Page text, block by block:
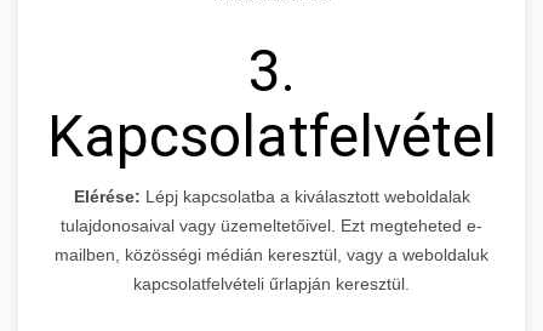
3.
Kapcsolatfelvétel
Elérése: Lépj kapcsolatba a kiválasztott weboldalak
tulajdonosaival vagy üzemeltetőivel. Ezt megteheted e-
mailben, közösségi médián keresztül, vagy a weboldaluk
kapcsolatfelvételi űrlapján keresztül.